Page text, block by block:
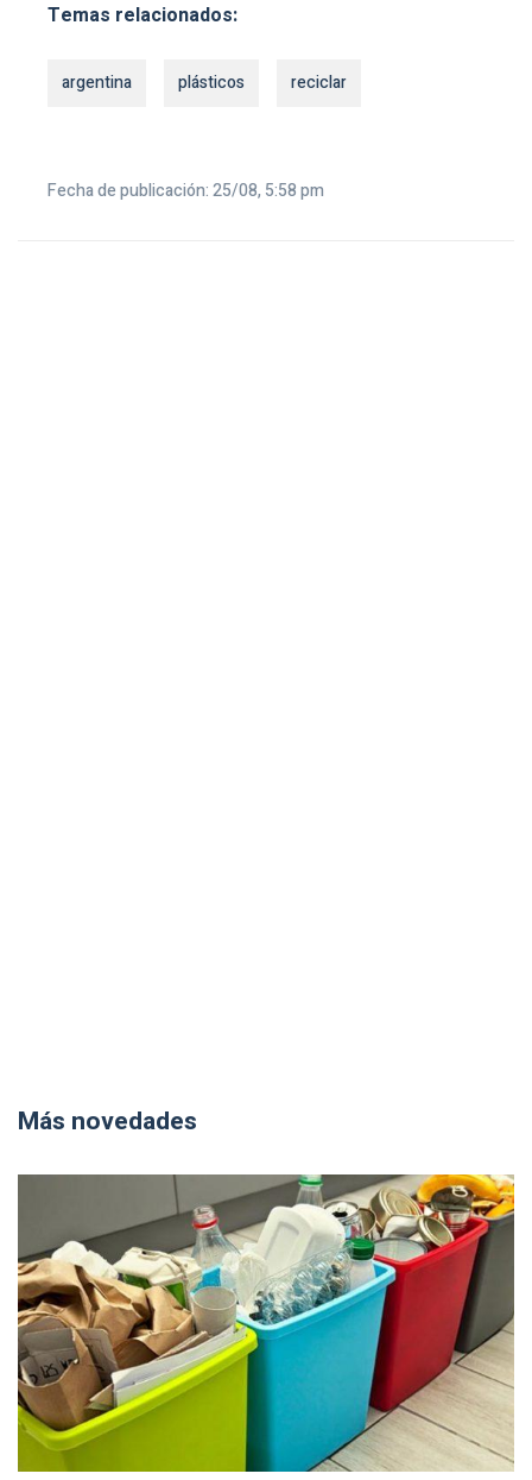
Temas relacionados:
argentina plásticos reciclar
Fecha de publicación: 25/08, 5:58 pm
Más novedades